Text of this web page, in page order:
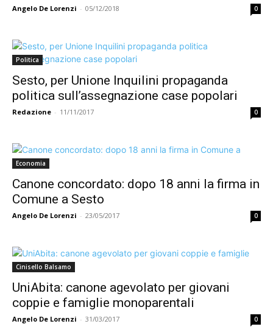
Angelo De Lorenzi - 05/12/2018 0
Politica
Sesto, per Unione Inquilini propaganda
politica sull’assegnazione case popolari
Redazione - 11/11/2017 0
Economia
Canone concordato: dopo 18 anni la firma in
Comune a Sesto
Angelo De Lorenzi - 23/05/2017 0
Cinisello Balsamo
UniAbita: canone agevolato per giovani
coppie e famiglie monoparentali
Angelo De Lorenzi - 31/03/2017 0